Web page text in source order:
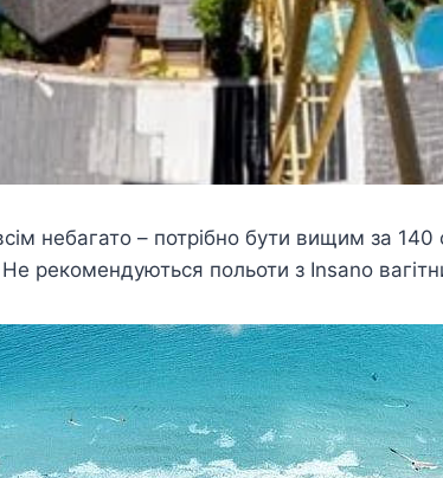
небагато – потрібно бути вищим за
рекомендуються польоти з Insano